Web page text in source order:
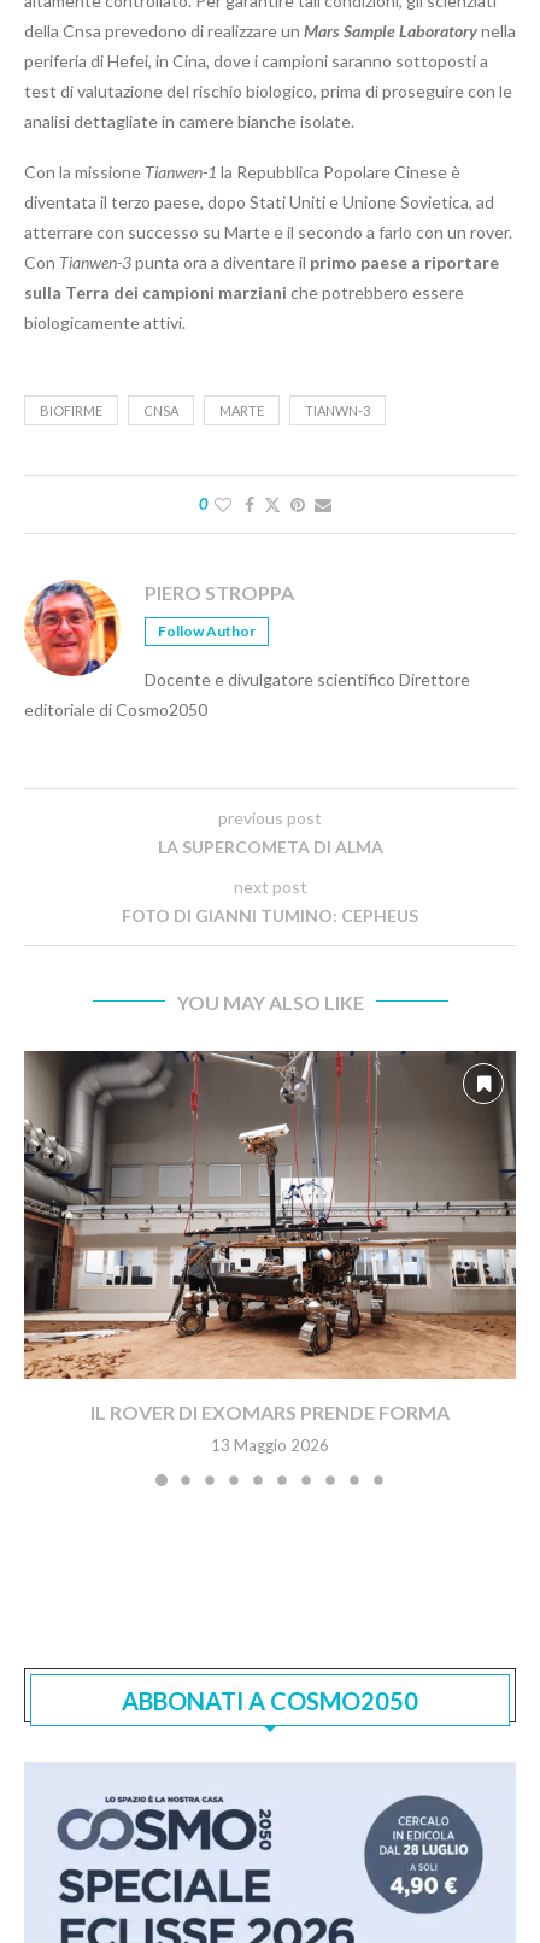
della Cnsa prevedono di realizzare un Mars Sample Laboratorynella
periferia di Hefei, in Cina, dove i campioni saranno sottoposti a
test di valutazione del rischio biologico, prima di proseguire con le
analisi dettagliate in camere bianche isolate.
Con la missione Tianwen-1 la Repubblica Popolare Cinese è
diventata il terzo paese, dopo Stati Uniti e Unione Sovietica, ad
atterrare con successo su Marte e il secondo a farlo con un rover.
Con Tianwen-3punta ora a diventare il primo paese a riportare
sulla Terra dei campioni marziani che potrebbero essere
biologicamente attivi.
BIOFIRME CNSA MARTE TIANWN-3
0
PIERO STROPPA
Follow Author
Docente e divulgatore scientifico Direttore
editoriale di Cosmo2050
previous post
LA SUPERCOMETA DI ALMA
next post
FOTO DI GIANNI TUMINO: CEPHEUS
YOU MAY ALSO LIKE
IL ROVER DI EXOMARS PRENDE FORMA
13 Maggio 2026
ABBONATI A COSMO2050